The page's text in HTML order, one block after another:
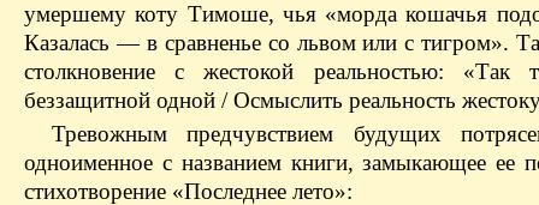
умершему коту Тимоше, чья «морда кошачья
Казалась — в сравненье со львом или с тигром».
столкновение с жестокой реальностью: «Так
беззащитной одной / Осмыслить реальность
Тревожным предчувствием будущих
одноименное с названием книги, замыкающее ее
стихотворение «Последнее лето»: